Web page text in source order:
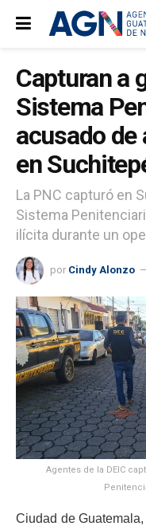
Capturan a
Sistema
acusado
en
La PNC capturó en
Sistema
ilícita durante un
por Cindy Alonzo
Agentes de la DEIC
Ciudad de